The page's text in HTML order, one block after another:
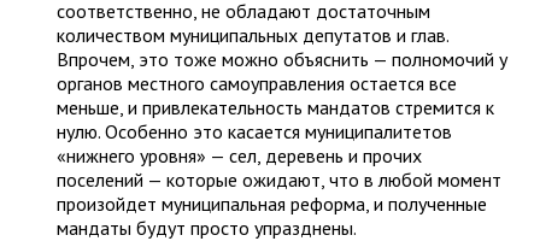
соответственно, не обладают достаточным
количеством муниципальных депутатов и глав.
Впрочем, это тоже можно объяснить — полномочий у
органов местного самоуправления остается все
меньше, и привлекательность мандатов стремится к
нулю. Особенно это касается муниципалитетов
«нижнего уровня» — сел, деревень и прочих
поселений — которые ожидают, что в любой момент
произойдет муниципальная реформа, и полученные
мандаты будут просто упразднены.